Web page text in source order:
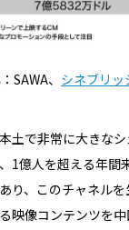
SAWA、 シネブリッ
土で非常に大きな
1億人を超える年間
り、このチャネル
映像コンテンツを